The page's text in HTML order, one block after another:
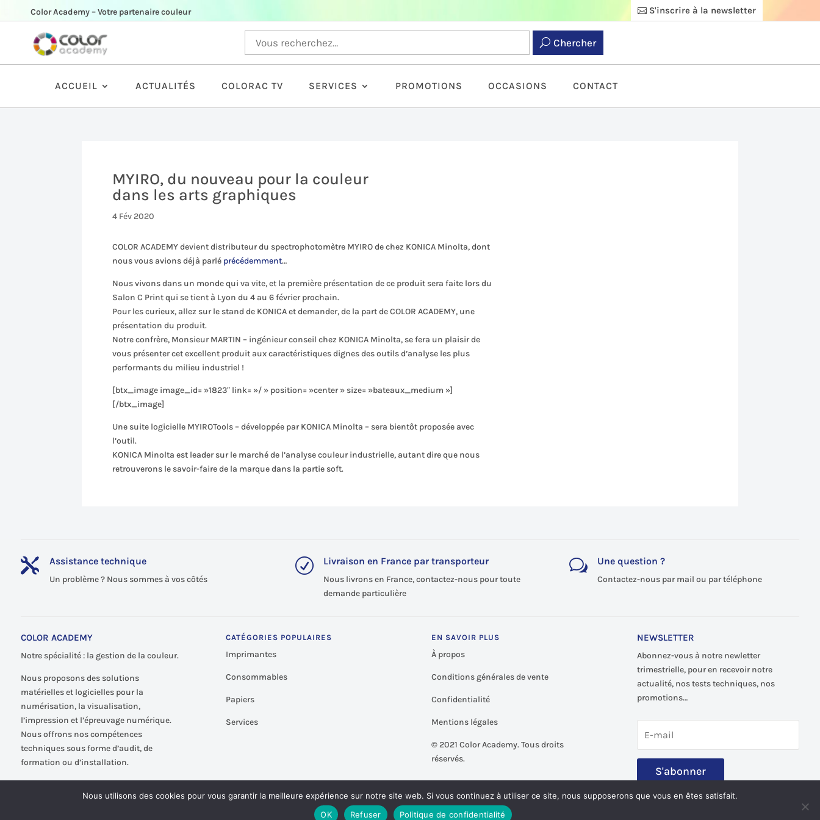
Color Academy – Votre partenaire couleur S'inscrire à la newsletter
Chercher
ACCUEIL ACTUALITÉS COLORAC TV SERVICES PROMOTIONS OCCASIONS CONTACT
MYIRO, du nouveau pour la couleur
dans les arts graphiques
4 Fév 2020
COLOR ACADEMY devient distributeur du spectrophotomètre MYIRO de chez KONICA Minolta, dont
nous vous avions déjà parlé précédemment…
Nous vivons dans un monde qui va vite, et la première présentation de ce produit sera faite lors du
Salon C Print qui se tient à Lyon du 4 au 6 février prochain.
Pour les curieux, allez sur le stand de KONICA et demander, de la part de COLOR ACADEMY, une
présentation du produit.
Notre confrère, Monsieur MARTIN – ingénieur conseil chez KONICA Minolta, se fera un plaisir de
vous présenter cet excellent produit aux caractéristiques dignes des outils d’analyse les plus
performants du milieu industriel !
[btx_image image_id= »1823″ link= »/ » position= »center » size= »bateaux_medium »]
[/btx_image]
Une suite logicielle MYIROTools – développée par KONICA Minolta – sera bientôt proposée avec
l’outil.
KONICA Minolta est leader sur le marché de l’analyse couleur industrielle, autant dire que nous
retrouverons le savoir-faire de la marque dans la partie soft.
 Assistance technique
Un problème ? Nous sommes à vos côtés
R Livraison en France par transporteur
Nous livrons en France, contactez-nous pour toute
demande particulière
w Une question ?
Contactez-nous par mail ou par téléphone
COLOR ACADEMY
Notre spécialité : la gestion de la couleur.
Nous proposons des solutions
matérielles et logicielles pour la
numérisation, la visualisation,
l’impression et l’épreuvage numérique.
Nous offrons nos compétences
techniques sous forme d’audit, de
formation ou d’installation.
CATÉGORIES POPULAIRES
Imprimantes
Consommables
Papiers
Services
EN SAVOIR PLUS
À propos
Conditions générales de vente
Confidentialité
Mentions légales
© 2021 Color Academy. Tous droits
réservés.
NEWSLETTER
Abonnez-vous à notre newletter
trimestrielle, pour en recevoir notre
actualité, nos tests techniques, nos
promotions…
S'abonner
Nous utilisons des cookies pour vous garantir la meilleure expérience sur notre site web. Si vous continuez à utiliser ce site, nous supposerons que vous en êtes satisfait.
OK
Refuser Politique de confidentialité